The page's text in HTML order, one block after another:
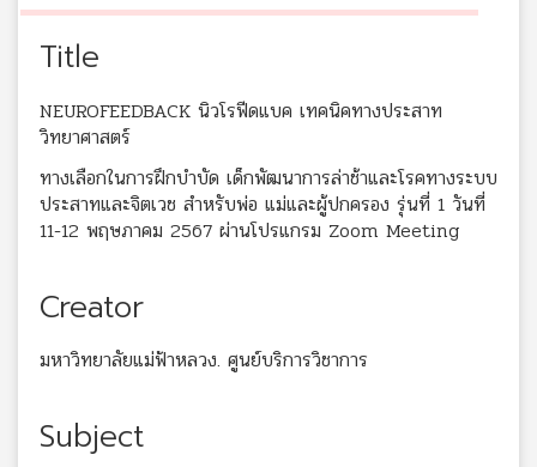
Title
NEUROFEEDBACK นิวโรฟีดแบค เทคนิคทางประสาท
วิทยาศาสตร์
ทางเลือกในการฝึกบำบัด เด็กพัฒนาการล่าช้าและโรคทางระบบ
ประสาทและจิตเวช สำหรับพ่อ แม่และผู้ปกครอง รุ่นที่ 1 วันที่
11-12 พฤษภาคม 2567 ผ่านโปรแกรม Zoom Meeting
Creator
มหาวิทยาลัยแม่ฟ้าหลวง. ศูนย์บริการวิชาการ
Subject